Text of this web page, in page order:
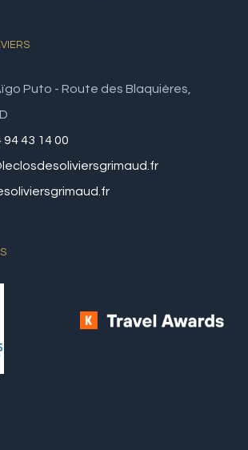
Puto - Route des Blaquières,
94 43 14 00